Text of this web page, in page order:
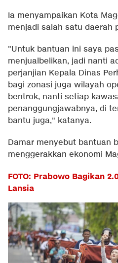
Ia menyampaikan Kota
menjadi salah satu daerah
"Untuk bantuan ini saya
menjualbelikan, jadi nanti
perjanjian Kepala Dinas
bagi zonasi juga wilayah
bentrok, nanti setiap
penanggungjawabnya, di
bantu juga," katanya.
Damar menyebut bantuan
menggerakkan ekonomi
FOTO: Prabowo Bagikan
Lansia